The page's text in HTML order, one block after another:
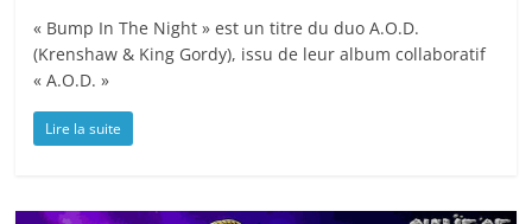
« Bump In The Night » est un titre du duo A.O.D.
(Krenshaw & King Gordy), issu de leur album collaboratif
« A.O.D. »
Lire la suite